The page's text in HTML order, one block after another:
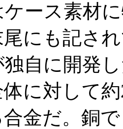
ース素材
尾にも記さ
自に開発
に対して
金だ。銅